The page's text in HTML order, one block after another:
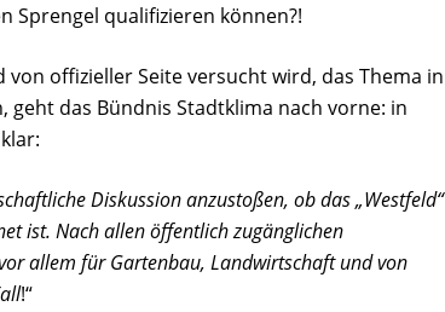
Sprengel qualifizieren können?!
von offizieller Seite versucht wird, das Thema in
das Bündnis Stadtklima nach vorne: in
Diskussion anzustoßen, ob das „Westfeld“
ist. Nach allen öffentlich zugänglichen
allem für Gartenbau, Landwirtschaft und von
!“